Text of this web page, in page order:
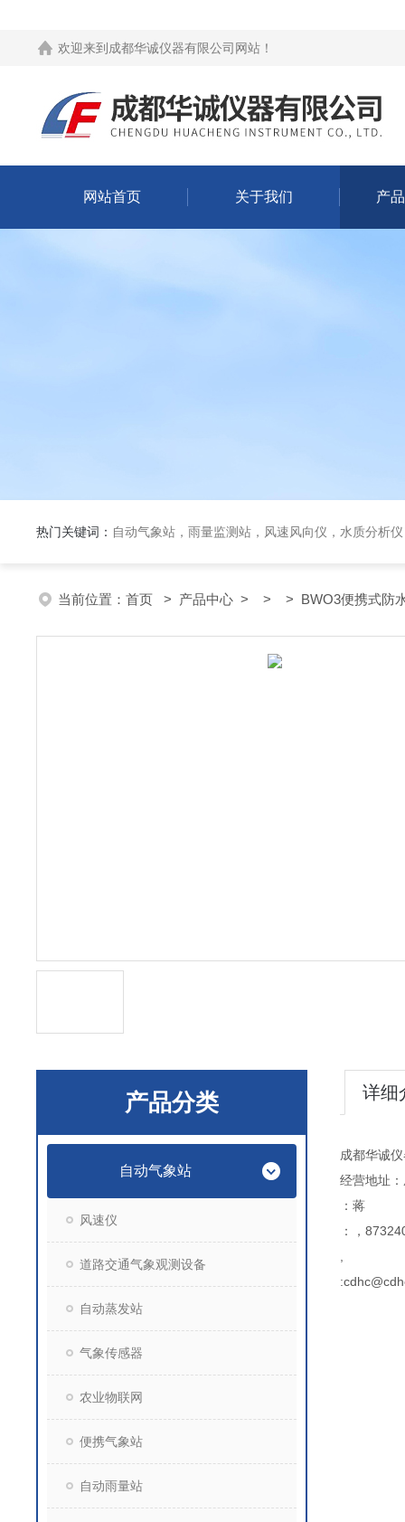
欢迎来到 成都华诚仪器有限公司网站 ！
网站首页 关于我们 产
热门关键词： 自动气象站，雨量监测站，风速风向仪，水质分析
当前位置： 首页 > 产品中心 > > > BWO3便携式防水
产品分类
自动气象站
风速仪
道路交通气象观测设备
自动蒸发站
气象传感器
农业物联网
便携气象站
自动雨量站
详细
成都华诚
经营地址
：蒋
：，